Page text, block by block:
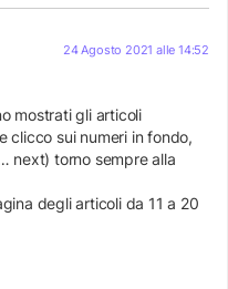
24 Agosto 2021 alle 14:52
mostrati gli articoli
clicco sui numeri in fondo,
next) torno sempre alla
degli articoli da 11 a 20